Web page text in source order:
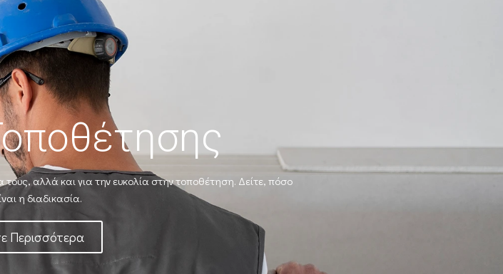
τους, αλλά και για την ευκολίαστην τοποθέτηση. Δείτε, πόσο
η διαδικασία.
Περισσότερα